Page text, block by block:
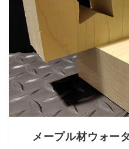
メープル材ウォー